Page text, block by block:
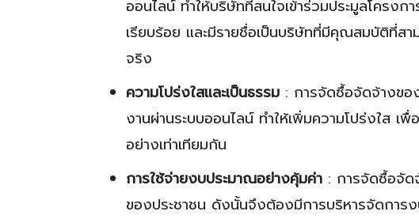
ออนไลน์ ทำให้บริษัทที่สนใจเข้าร่วมประมูลโครงก
เรียบร้อย และมีรายชื่อเป็นบริษัทที่มีคุณสมบัติที่สา
จริง
ความโปร่งใสและเป็นธรรม : การจัดซื้อจัดจ้างขอ
งานผ่านระบบออนไลน์ ทำให้เพิ่มความโปร่งใส เ
อย่างเท่าเทียมกัน
การใช้จ่ายงบประมาณอย่างคุ้มค่า : การจัดซื้อจัด
ของประชาชน ดังนั้นจึงต้องมีการบริหารจัดการ